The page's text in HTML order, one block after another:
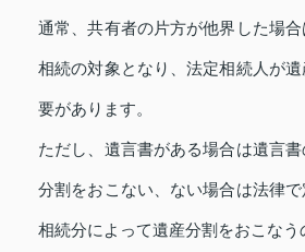
通常、共有者の片方が他界した場
相続の対象となり、法定相続人が
要があります。
ただし、遺言書がある場合は遺言
分割をおこない、ない場合は法律
相続分によって遺産分割をおこなう